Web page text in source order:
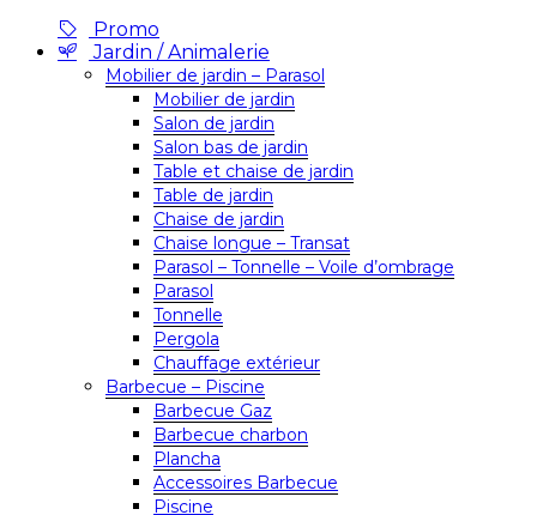
Promo
Jardin / Animalerie
Mobilier de jardin – Parasol
Mobilier de jardin
Salon de jardin
Salon bas de jardin
Table et chaise de jardin
Table de jardin
Chaise de jardin
Chaise longue – Transat
Parasol – Tonnelle – Voile d’ombrage
Parasol
Tonnelle
Pergola
Chauffage extérieur
Barbecue – Piscine
Barbecue Gaz
Barbecue charbon
Plancha
Accessoires Barbecue
Piscine